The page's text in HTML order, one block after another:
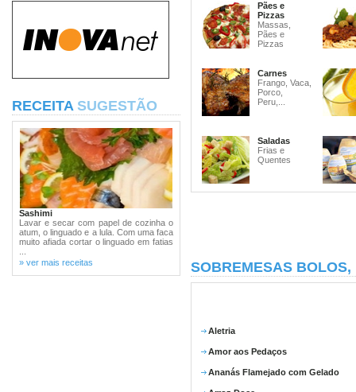
RECEITA SUGESTÃO
Sashimi
Lavar e secar com papel de cozinha o
atum, o linguado e a lula. Com uma faca
muito afiada cortar o linguado em fatias
» ver mais receitas
Pães e
Pizzas
Massas,
Pães e
Pizzas
Carnes
Frango, Vaca,
Porco,
Peru,...
Saladas
Frias e
Quentes
SOBREMESAS
Aletria
Amor aos Pedaços
Ananás Flamejado com Gelado